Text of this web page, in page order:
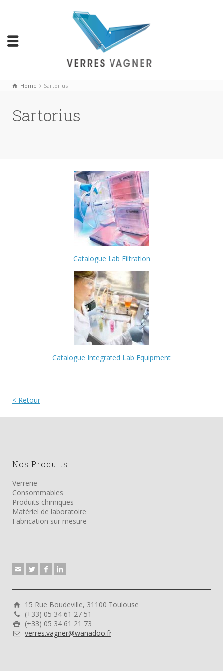
Home Sartorius
Sartorius
Catalogue Lab Filtration
Catalogue Integrated Lab Equipment
< Retour
Nos Produits
Verrerie
Consommables
Produits chimiques
Matériel de laboratoire
Fabrication sur mesure
15 Rue Boudeville, 31100 Toulouse
(+33) 05 34 61 27 51
(+33) 05 34 61 21 73
verres.vagner@wanadoo.fr